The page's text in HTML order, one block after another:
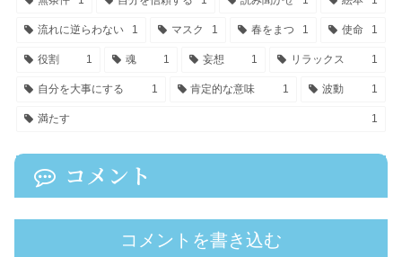
流れに逆らわない 1 マスク 1 春をまつ 1 使命 1
役割 1 魂 1 妄想 1 リラックス 1
自分を大事にする 1 肯定的な意味 1 波動 1
満たす 1
コメント
コメントを書き込む